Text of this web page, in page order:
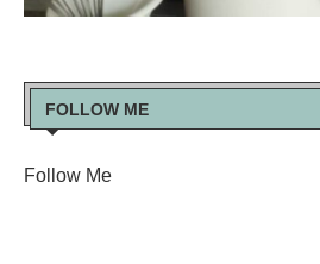
FOLLOW ME
Follow Me